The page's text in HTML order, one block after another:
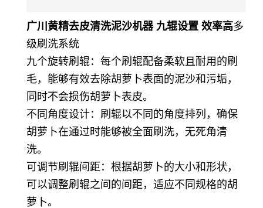
广川黄精去皮清洗泥沙机器 九辊设置 效率高多
级刷洗系统
九个旋转刷辊：每个刷辊配备柔软且耐用的刷
毛，能够有效去除胡萝卜表面的泥沙和污垢，
同时不会损伤胡萝卜表皮。
不同角度设计：刷辊以不同的角度排列，确保
胡萝卜在通过时能够被全面刷洗，无死角清
洗。
可调节刷辊间距：根据胡萝卜的大小和形状，
可以调整刷辊之间的间距，适应不同规格的胡
萝卜。